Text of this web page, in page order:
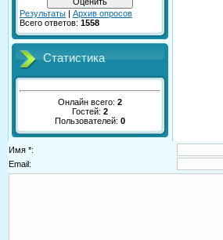
Результаты | Архив опросов
Всего ответов: 1558
Статистика
Онлайн всего: 2
Гостей: 2
Пользователей: 0
Имя *:
Email: